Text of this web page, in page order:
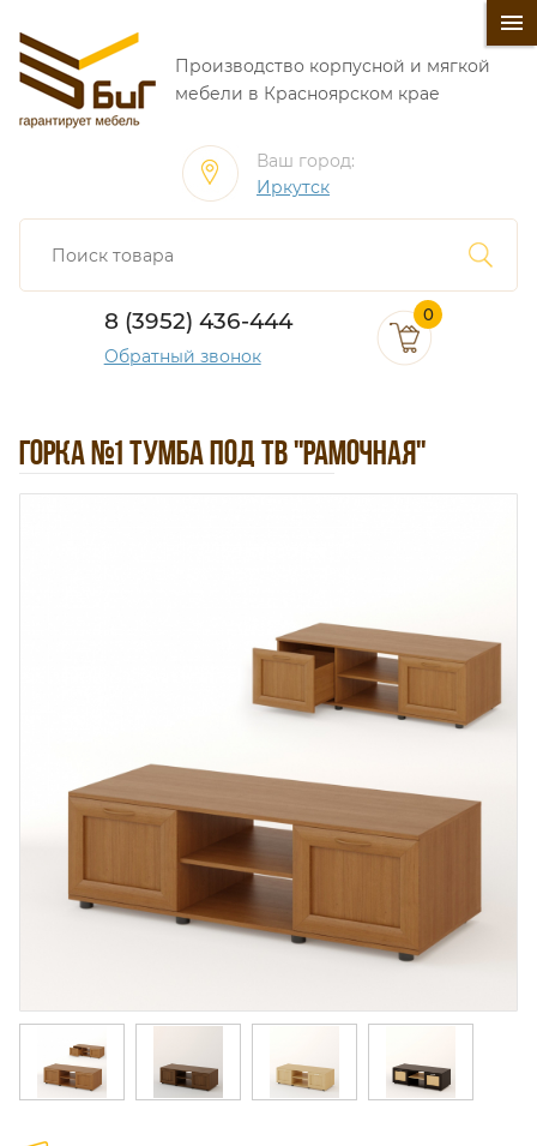
󰍜
Производство корпусной и мягкой
мебели в Красноярском крае
Ваш город:
Иркутск
8 (3952) 436-444
Обратный звонок
0
ГОРКА №1 ТУМБА ПОД ТВ "РАМОЧНАЯ"